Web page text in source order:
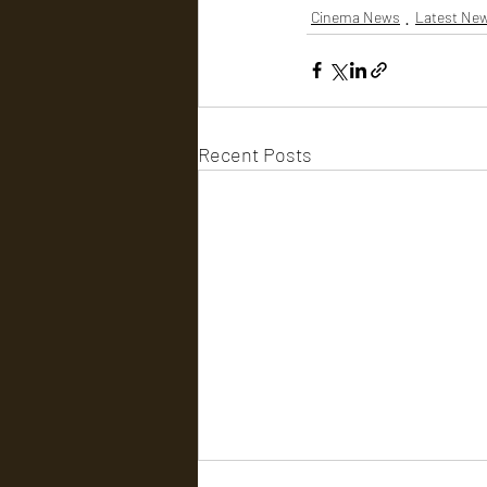
Cinema News Latest
Recent Posts